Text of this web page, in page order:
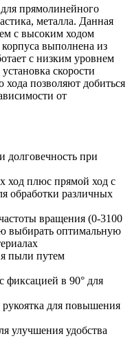
прямолинейного
металла. Данная
с высоким ходом
выполнена из
с низким уровнем
скорости
позволяют добиться
от
долговечность при
ход плюс прямой ход с
обработки различных
вращения (0-3100
выбирать оптимальную
пыли путем
фиксацией в 90° для
для повышения
улучшения удобства